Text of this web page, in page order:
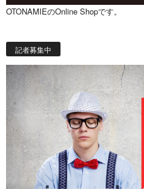
OTONAMIEのOnline Shopです。
記者募集中